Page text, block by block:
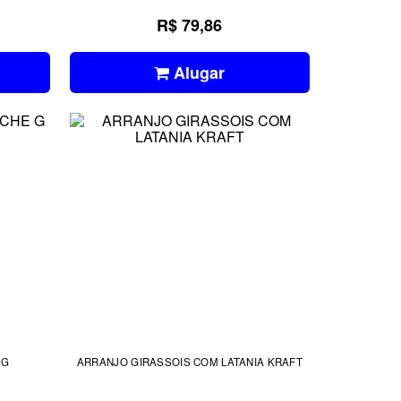
R$ 79,86
Alugar
ARRANJO GIRASSOIS COM LATANIA KRAFT